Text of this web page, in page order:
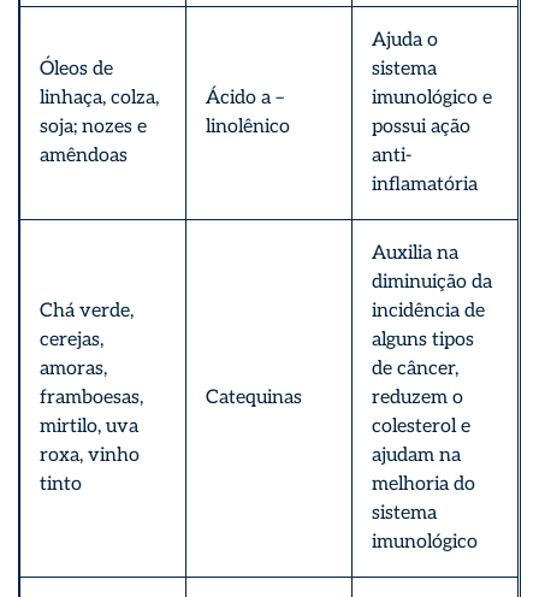
Óleos de
linhaça, colza,
soja; nozes e
amêndoas
Ácido a –
linolênico
Ajuda o
sistema
imunológico e
possui ação
anti-
inflamatória
Chá verde,
cerejas,
amoras,
framboesas,
mirtilo, uva
roxa, vinho
tinto
Catequinas
Auxilia na
diminuição da
incidência de
alguns tipos
de câncer,
reduzem o
colesterol e
ajudam na
melhoria do
sistema
imunológico